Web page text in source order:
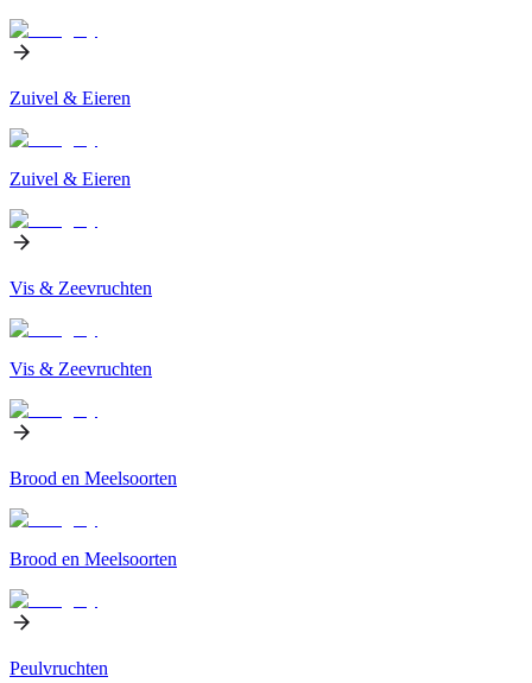
Zuivel & Eieren
Zuivel & Eieren
Vis & Zeevruchten
Vis & Zeevruchten
Brood en Meelsoorten
Brood en Meelsoorten
Peulvruchten